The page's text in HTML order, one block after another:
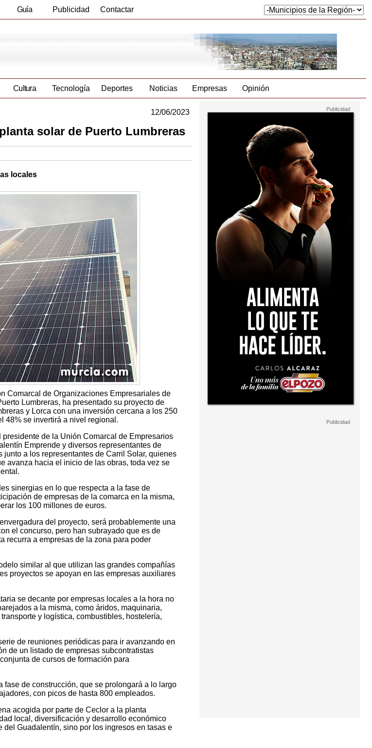
Guía Publicidad Contactar
Cultura Tecnología Deportes Noticias Empresas Opinión
12/06/2023
solar de Puerto Lumbreras
locales
Comarcal de Organizaciones Empresariales de
Lumbreras, ha presentado su proyecto de
y Lorca con una inversión cercana a los 250
48% se invertirá a nivel regional.
de la Unión Comarcal de Empresarios
Emprende y diversos representantes de
a los representantes de Carril Solar, quienes
avanza hacia el inicio de las obras, toda vez se
sinergias en lo que respecta a la fase de
de empresas de la comarca en la misma,
los 100 millones de euros.
del proyecto, será probablemente una
el concurso, pero han subrayado que es de
recurra a empresas de la zona para poder
similar al que utilizan las grandes compañías
proyectos se apoyan en las empresas auxiliares
se decante por empresas locales a la hora no
a la misma, como áridos, maquinaria,
y logística, combustibles, hostelería,
de reuniones periódicas para ir avanzando en
de un listado de empresas subcontratistas
de cursos de formación para
de construcción, que se prolongará a lo largo
con picos de hasta 800 empleados.
acogida por parte de Ceclor a la planta
local, diversificación y desarrollo económico
Guadalentín, sino por los ingresos en tasas e